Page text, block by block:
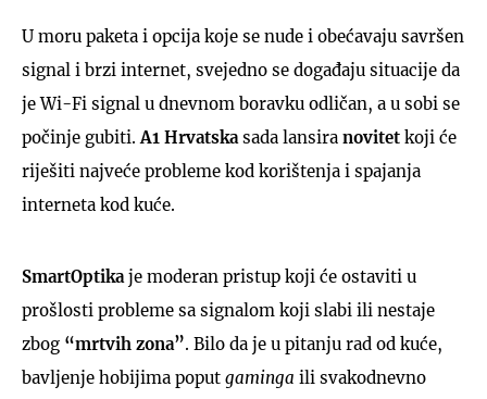
U moru paketa i opcija koje se nude i obećavaju savršen
signal i brzi internet, svejedno se događaju situacije da
je Wi-Fi signal u dnevnom boravku odličan, a u sobi se
počinje gubiti. A1 Hrvatska sada lansira novitet koji će
riješiti najveće probleme kod korištenja i spajanja
interneta kod kuće.
SmartOptika je moderan pristup koji će ostaviti u
prošlosti probleme sa signalom koji slabi ili nestaje
zbog “mrtvih zona”. Bilo da je u pitanju rad od kuće,
bavljenje hobijima poput gaminga ili svakodnevno